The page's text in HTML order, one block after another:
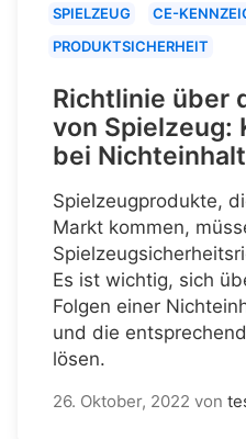
SPIELZEUG
CE-
PRODUKTSICHERHEIT
Richtlinie über
von Spielzeug:
bei
Spielzeugprodukte,
Markt kommen,
Es ist wichtig, sich
Folgen einer
und die
lösen.
26. Oktober, 2022 von